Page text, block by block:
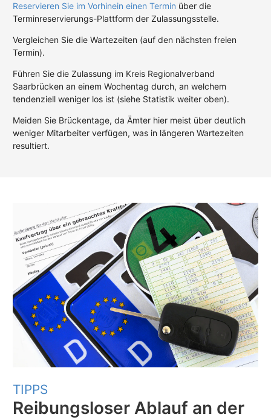
Reservieren Sie im Vorhinein einen Termin über die
Terminreservierungs-Plattform der Zulassungsstelle.
Vergleichen Sie die Wartezeiten (auf den nächsten freien
Termin).
Führen Sie die Zulassung im Kreis Regionalverband
Saarbrücken an einem Wochentag durch, an welchem
tendenziell weniger los ist (siehe Statistik weiter oben).
Meiden Sie Brückentage, da Ämter hier meist über deutlich
weniger Mitarbeiter verfügen, was in längeren Wartezeiten
resultiert.
TIPPS
Reibungsloser Ablauf an der